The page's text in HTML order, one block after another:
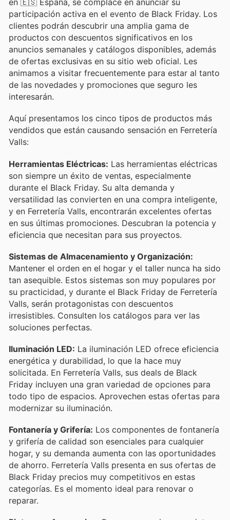
en 🇪🇸 España, se complace en anunciar su
participación activa en el evento de Black Friday. Los
clientes podrán descubrir una amplia gama de
productos con descuentos significativos en los
anuncios semanales y catálogos disponibles, además
de ofertas exclusivas en su sitio web oficial. Les
animamos a visitar frecuentemente para estar al tanto
de las novedades y promociones que seguro les
interesarán.
Aquí presentamos los cinco tipos de productos más
vendidos que están causando sensación en Ferretería
Valls:
Herramientas Eléctricas: Las herramientas eléctricas
son siempre un éxito de ventas, especialmente
durante el Black Friday. Su alta demanda y
versatilidad las convierten en una compra inteligente,
y en Ferretería Valls, encontrarán excelentes ofertas
en sus últimas promociones. Descubran la potencia y
eficiencia que necesitan para sus proyectos.
Sistemas de Almacenamiento y Organización:
Mantener el orden en el hogar y el taller nunca ha sido
tan asequible. Estos sistemas son muy populares por
su practicidad, y durante el Black Friday de Ferretería
Valls, serán protagonistas con descuentos
irresistibles. Consulten los catálogos para ver las
soluciones perfectas.
Iluminación LED: La iluminación LED ofrece eficiencia
energética y durabilidad, lo que la hace muy
solicitada. En Ferretería Valls, sus deals de Black
Friday incluyen una gran variedad de opciones para
todo tipo de espacios. Aprovechen estas ofertas para
modernizar su iluminación.
Fontanería y Grifería: Los componentes de fontanería
y grifería de calidad son esenciales para cualquier
hogar, y su demanda aumenta con las oportunidades
de ahorro. Ferretería Valls presenta en sus ofertas de
Black Friday precios muy competitivos en estas
categorías. Es el momento ideal para renovar o
reparar.